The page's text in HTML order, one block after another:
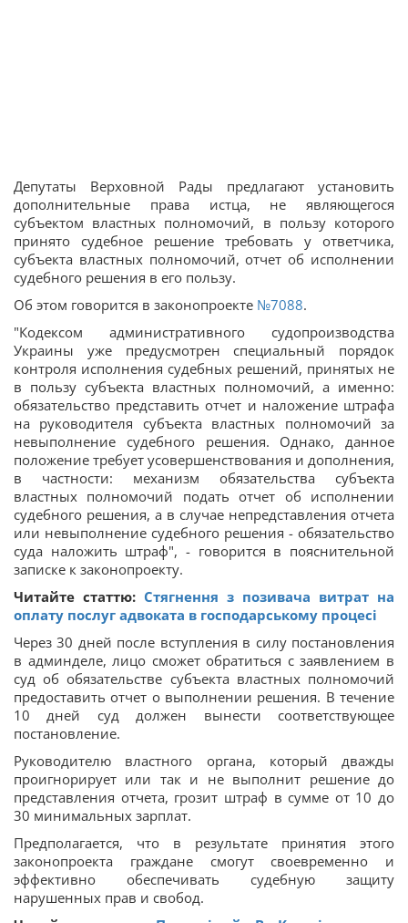
Депутаты Верховной Рады предлагают установить
дополнительные права истца, не являющегося
субъектом властных полномочий, в пользу которого
принято судебное решение требовать у ответчика,
субъекта властных полномочий, отчет об исполнении
судебного решения в его пользу.
Об этом говорится в законопроекте №7088.
"Кодексом административного судопроизводства
Украины уже предусмотрен специальный порядок
контроля исполнения судебных решений, принятых не
в пользу субъекта властных полномочий, а именно:
обязательство представить отчет и наложение штрафа
на руководителя субъекта властных полномочий за
невыполнение судебного решения. Однако, данное
положение требует усовершенствования и дополнения,
в частности: механизм обязательства субъекта
властных полномочий подать отчет об исполнении
судебного решения, а в случае непредставления отчета
или невыполнение судебного решения - обязательство
суда наложить штраф", - говорится в пояснительной
записке к законопроекту.
Читайте статтю: Стягнення з позивача витрат на
оплату послуг адвоката в господарському процесі
Через 30 дней после вступления в силу постановления
в админделе, лицо сможет обратиться с заявлением в
суд об обязательстве субъекта властных полномочий
предоставить отчет о выполнении решения. В течение
10 дней суд должен вынести соответствующее
постановление.
Руководителю властного органа, который дважды
проигнорирует или так и не выполнит решение до
представления отчета, грозит штраф в сумме от 10 до
30 минимальных зарплат.
Предполагается, что в результате принятия этого
законопроекта граждане смогут своевременно и
эффективно обеспечивать судебную защиту
нарушенных прав и свобод.